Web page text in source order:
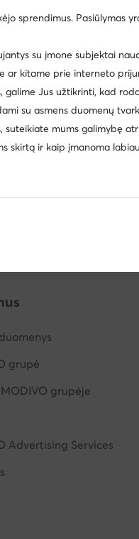
Klein Jeans
Lanetti
Buffalo
Morgan
Lasocki Kids
grupė
grupėje
Advertising Services
sprendimus. Pasiūlymas
su įmone subjektai
ar kitame prie interneto
galime Jus užtikrinti, kad
su asmens duomenų
suteikiate mums galimybę
skirtą ir kaip įmanoma